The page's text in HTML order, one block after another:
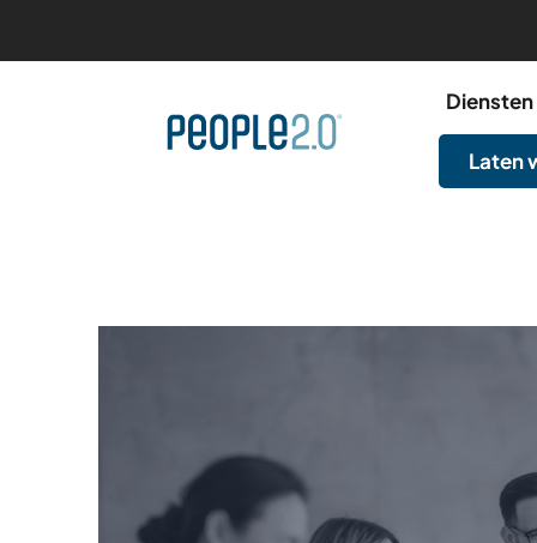
Diensten
Laten